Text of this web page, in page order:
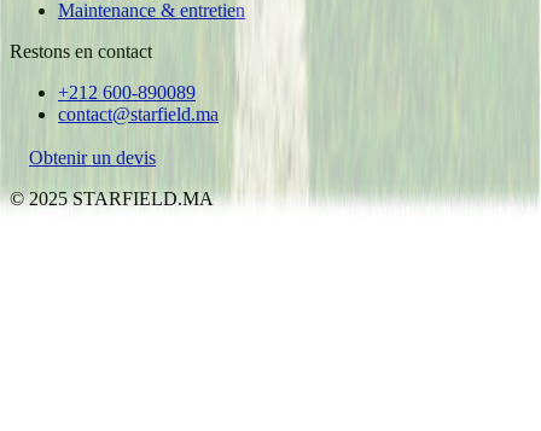
Maintenance & entretien
Restons en contact
+212 600-890089
contact@starfield.ma
Obtenir un devis
©2025 STARFIELD.MA